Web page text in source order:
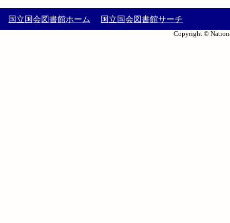
国立国会図書館ホーム 国立国会図書館サーチ
Copyright ©